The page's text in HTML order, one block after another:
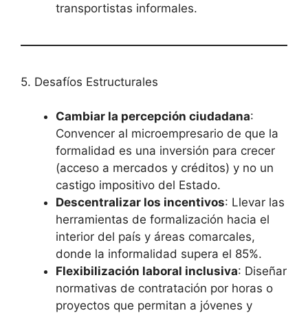
transportistas informales.
5. Desafíos Estructurales
Cambiar la percepción ciudadana:
Convencer al microempresario de que la
formalidad es una inversión para crecer
(acceso a mercados y créditos) y no un
castigo impositivo del Estado.
Descentralizar los incentivos: Llevar las
herramientas de formalización hacia el
interior del país y áreas comarcales,
donde la informalidad supera el 85%.
Flexibilización laboral inclusiva: Diseñar
normativas de contratación por horas o
proyectos que permitan a jóvenes y